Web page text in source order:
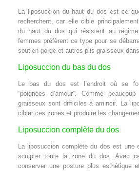
La liposuccion du haut du dos est ce
recherchent, car elle cible
du haut du dos qui résistent au
femmes préfèrent ce type pour se
soutien-gorge et autres plis graisseux
Liposuccion du bas du dos
Le bas du dos est l’endroit où se
“poignées d’amour”. Comme
graisseux sont difficiles à amincir. La
cibler ces zones et produire les
Liposuccion complète du dos
La liposuccion complète du dos est une
sculpter toute la zone du dos. Avec
conserver une posture plus esthétique